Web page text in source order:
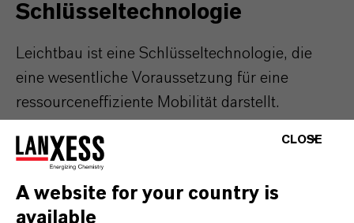
Schlüsseltechnologie
Leichtbau ist eine Schlüsseltechnologie, die
eine wesentliche Voraussetzung für eine
ressourceneffiziente Mobilität darstellt.
– also eine Kombination von torsions- und
Bauelementen und komplexen
CLOSE
A website for your country is
available